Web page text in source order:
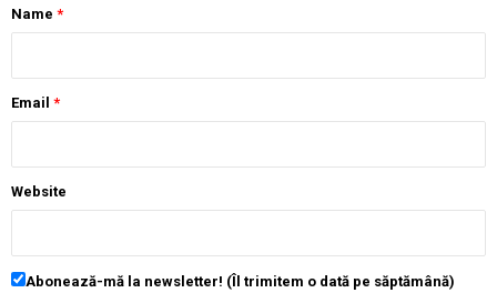
Name *
Email *
Website
Abonează-mă la newsletter! (Îl trimitem o dată pe săptămână)